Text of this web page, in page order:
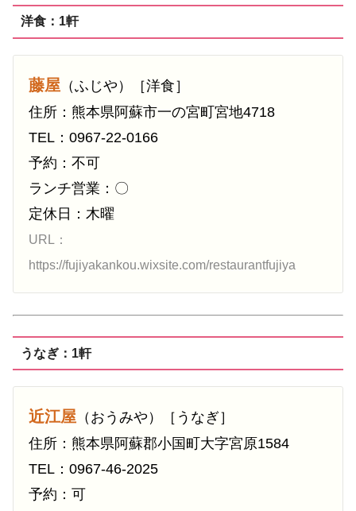
洋食：1軒
藤屋 （ふじや）［洋食］
住所：熊本県阿蘇市一の宮町宮地4718
TEL：0967-22-0166
予約：不可
ランチ営業：〇
定休日：木曜
URL：
https://fujiyakankou.wixsite.com/restaurantfujiya
うなぎ：1軒
近江屋 （おうみや）［うなぎ］
住所：熊本県阿蘇郡小国町大字宮原1584
TEL：0967-46-2025
予約：可